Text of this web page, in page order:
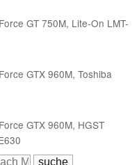
GT 750M, Lite-On LMT-
GTX 960M, Toshiba
GTX 960M, HGST